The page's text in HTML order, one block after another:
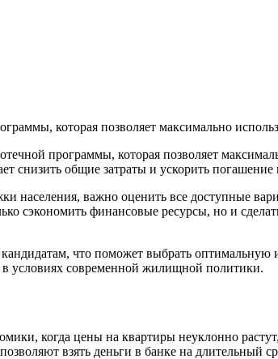
которая позволяет максимально
программы, которая позволяет
снизить общие затраты и ускорить погашение
населения, важно оценить все доступные
сэкономить финансовые ресурсы, но и
что поможет выбрать оптимальную
в условиях современной жилищной политики.
когда цены на квартиры неуклонно
взять деньги в банке на длительный